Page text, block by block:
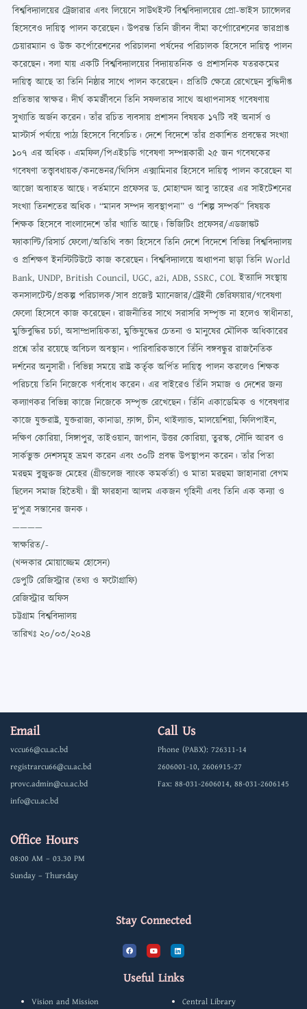
বিশ্ববিদ্যালয়ের ট্রেজারার এবং লিয়েনে সাউথইস্ট বিশ্ববিদ্যালয়ের প্রো-ভাইস চ্যান্সেলর
হিসেবেও দায়িত্ব পালন করেছেন। উপরন্ত তিনি জীবন বীমা কর্পোারেশনের ভারপ্রাপ্ত
চেয়ারম্যান ও উক্ত কর্পোরেশনের পরিচালনা পর্ষদের পরিচালক হিসেবে দায়িত্ব পালন
করেছেন। বলা যায় একটি বিশ্ববিদ্যালয়ের বিদ্যায়তনিক ও প্রশাসনিক যতরকমের
দায়িত্ব আছে তা তিনি নিষ্ঠার সাথে পালন করেছেন। প্রতিটি ক্ষেত্রে রেখেছেন বুদ্ধিদীপ্ত
প্রতিভার স্বাক্ষর। দীর্ঘ কমর্জীবনে তিনি সফলতার সাথে অধ্যাপনাসহ গবেষণায়
সুখ্যাতি অর্জন করেন। তাঁর রচিত ব্যবসায় প্রশাসন বিষয়ক ১৭টি বই অনার্স ও
মাস্টার্স পর্যায়ে পাঠ্য হিসেবে বিবেচিত। দেশে বিদেশে তাঁর প্রকাশিত প্রবন্ধের সংখ্যা
১০৭ এর অধিক। এমফিল/পিএইচডি গবেষণা সম্পন্নকারী ২৫ জন গবেষকের
গবেষণা তত্ত্বাবধায়ক/কনভেনর/থিসিস এক্সামিনার হিসেবে দায়িত্ব পালন করেছেন যা
আজো অব্যাহত আছে। বর্তমানে প্রফেসর ড. মোহাম্মদ আবু তাহের এর সাইটেশনের
সংখ্যা তিনশতের অধিক। “মানব সম্পদ ব্যবস্থাপনা” ও “শিল্প সম্পর্ক” বিষয়ক
শিক্ষক হিসেবে বাংলাদেশে তাঁর খ্যাতি আছে। ভিজিটিং প্রফেসর/এডজাঙ্কট
ফ্যাকাল্টি/রিসার্চ ফেলো/অতিথি বক্তা হিসেবে তিনি দেশে বিদেশে বিভিন্ন বিশ্ববিদ্যালয়
ও প্রশিক্ষণ ইনস্টিটিউটে কাজ করেছেন। বিশ্ববিদ্যালয়ে অধ্যাপনা ছাড়া তিনি World
Bank, UNDP, British Council, UGC, a2i, ADB, SSRC, COL ইত্যাদি সংস্থায়
কনসালটেন্ট/প্রকল্প পরিচালক/সাব প্রজেক্ট ম্যানেজার/ট্রেইনী ভেরিফায়ার/গবেষণা
ফেলো হিসেবে কাজ করেছেন। রাজনীতির সাথে সরাসরি সম্পৃক্ত না হলেও স্বাধীনতা,
মুক্তিবুদ্ধির চর্চা, অসাম্প্রদায়িকতা, মুক্তিযুদ্ধের চেতনা ও মানুষের মৌলিক অধিকারের
প্রশ্নে তাঁর রয়েছে অবিচল অবস্থান। পারিবারিকভাবে তিঁনি বঙ্গবন্ধুর রাজনৈতিক
দর্শনের অনুসারী। বিভিন্ন সময়ে রাষ্ট্র কর্তৃক অর্পিত দায়িত্ব পালন করলেও শিক্ষক
পরিচয়ে তিনি নিজেকে গর্ববোধ করেন। এর বাইরেও তিঁনি সমাজ ও দেশের জন্য
কল্যাণকর বিভিন্ন কাজে নিজেকে সম্পৃক্ত রেখেছেন। তিঁনি একাডেমিক ও গবেষণার
কাজে যুক্তরাষ্ট্র, যুক্তরাজ্য, কানাডা, ফ্রান্স, চীন, থাইল্যান্ড, মালয়েশিয়া, ফিলিপাইন,
দক্ষিণ কোরিয়া, সিঙ্গাপুর, তাইওয়ান, জাপান, উত্তর কোরিয়া, তুরস্ক, সৌদি আরব ও
সার্কভুক্ত দেশসমূহ ভ্রমণ করেন এবং ৩০টি প্রবন্ধ উপস্থাপন করেন। তাঁর পিতা
মরহুম বুজুরুজ মেহের (গ্রীন্ডলেজ ব্যাংক কমর্কর্তা) ও মাতা মরহুমা জাহানারা বেগম
ছিলেন সমাজ হিতৈষী। স্ত্রী ফারহানা আলম একজন গৃহিনী এবং তিনি এক কন্যা ও
দু’পুত্র সন্তানের জনক।
————
স্বাক্ষরিত/-
(খন্দকার মোয়াজ্জেম হোসেন)
ডেপুটি রেজিস্ট্রার (তথ্য ও ফটোগ্রাফি)
রেজিস্ট্রার অফিস
চট্টগ্রাম বিশ্ববিদ্যালয়
তারিখঃ ২০/০৩/২০২৪
Email
vccu66@cu.ac.bd
registrarcu66@cu.ac.bd
provc.admin@cu.ac.bd
info@cu.ac.bd
Call Us
Phone (PABX): 726311-14
2606001-10, 2606915-27
Fax: 88-031-2606014, 88-031-2606145
Office Hours
08:00 AM – 03.30 PM
Sunday – Thursday
Stay Connected
F
a
c
b
o
Y
o
u
u
L
i
n
d
Useful Links
Vision and Mission Central Library